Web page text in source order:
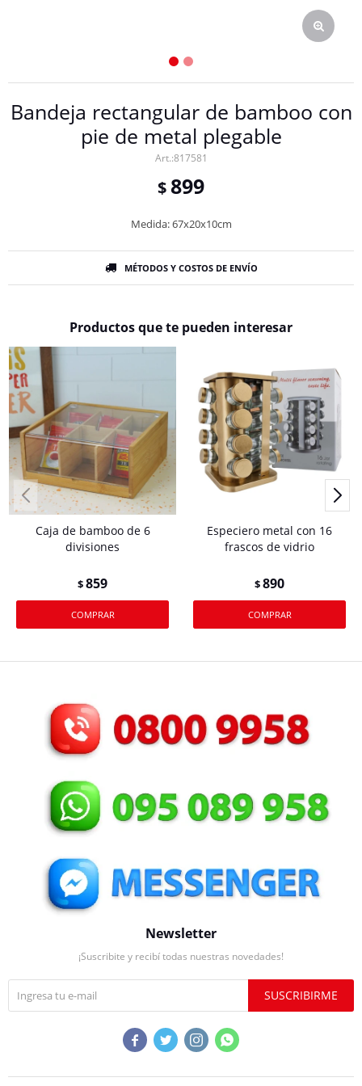
Bandeja rectangular de bamboo con
pie de metal plegable
817581
$ 899
Medida: 67x20x10cm
MÉTODOS Y COSTOS DE ENVÍO
Productos que te pueden interesar
Caja de bamboo de 6
divisiones
$859
Especiero metal con 16
frascos de vidrio
$890
Newsletter
¡Suscribite y recibí todas nuestras novedades!
SUSCRIBIRME
   